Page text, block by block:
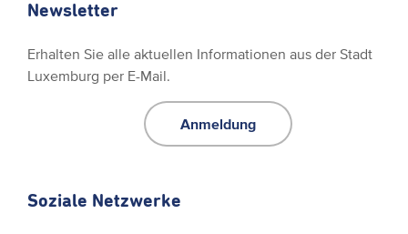
Newsletter
Erhalten Sie alle aktuellen Informationen aus der Stadt
Luxemburg per E-Mail.
Anmeldung
Soziale Netzwerke